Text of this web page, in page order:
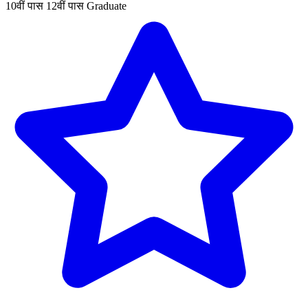
10वीं पास 12वीं पास Graduate